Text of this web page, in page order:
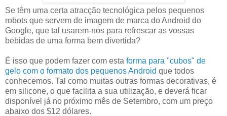
Se têm uma certa atracção tecnológica pelos pequenos
robots que servem de imagem de marca do Android do
Google, que tal usarem-nos para refrescar as vossas
bebidas de uma forma bem divertida?
É isso que podem fazer com esta forma para "cubos" de
gelo com o formato dos pequenos Android que todos
conhecemos. Tal como muitas outras formas decorativas, é
em silicone, o que facilita a sua utilização, e deverá ficar
disponível já no próximo mês de Setembro, com um preço
abaixo dos $12 dólares.